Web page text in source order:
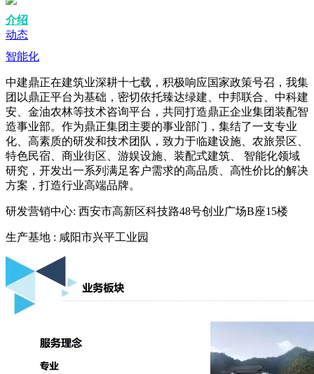
介绍
动态
智能化
中建鼎正在建筑业深耕十七载，积极响应国家政策号召，我集
团以鼎正平台为基础，密切依托臻达绿建、中邦联合、中科建
安、金油农林等技术咨询平台，共同打造鼎正企业集团装配智
造事业部。作为鼎正集团主要的事业部门，集结了一支专业
化、高素质的研发和技术团队，致力于临建设施、农旅景区、
特色民宿、商业街区、游娱设施、装配式建筑、 智能化领域
研究，开发出一系列满足客户需求的高品质、高性价比的解决
方案，打造行业高端品牌。
研发营销中心: 西安市高新区科技路48号创业广场B座15楼
生产基地 : 咸阳市兴平工业园